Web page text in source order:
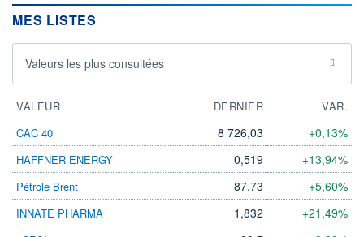
0,08
OUVERTURE
0,090
CLÔTURE VEILLE
VOLUME
50 373
CAPITAL ÉCHANGÉ
0,00%
10.08.26 / 17:39:11
LIMITE À LA
BAISSE
0,000
LIMITE À LA
HAUSSE
MES LISTES
Valeurs les plus consultées
VALEUR DERNIER
VAR.
CAC 40
8 726,03 +0,13%
HAFFNER ENERGY 0,519 +13,94%
Pétrole Brent 87,73 +5,60%
INNATE PHARMA 1,832 +21,49%